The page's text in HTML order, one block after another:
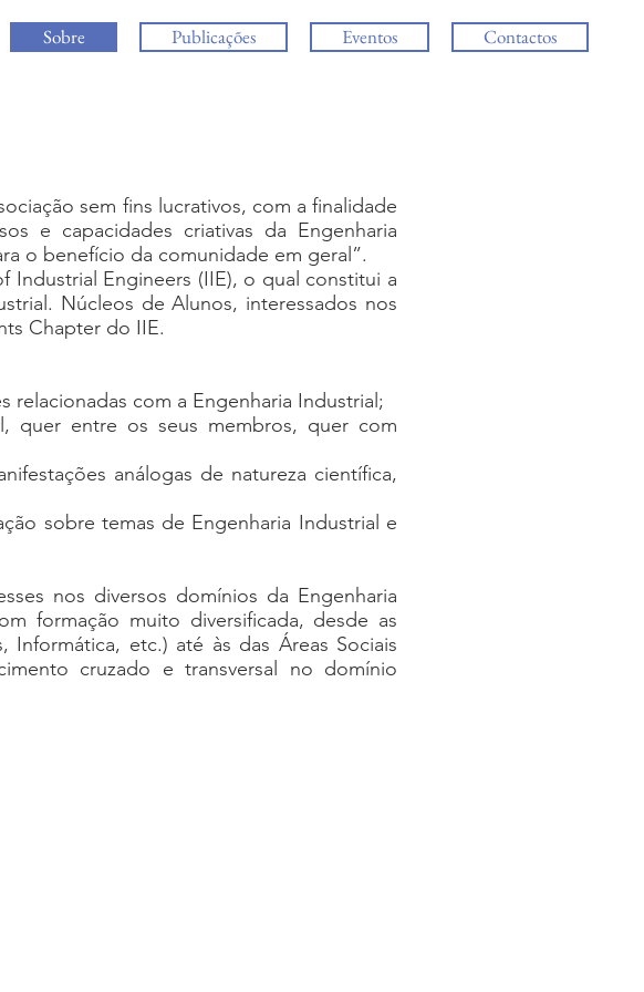
Sobre Publicações Eventos Contactos
sem fins lucrativos, com a finalidade
e capacidades criativas da Engenharia
o benefício da comunidade em geral”.
Engineers (IIE), o qual constitui a
Núcleos de Alunos, interessados nos
Chapter do IIE.
relacionadas com a Engenharia Industrial;
quer entre os seus membros, quer com
análogas de natureza científica,
sobre temas de Engenharia Industrial e
nos diversos domínios da Engenharia
formação muito diversificada, desde as
Informática, etc.) até às das Áreas Sociais
cruzado e transversal no domínio